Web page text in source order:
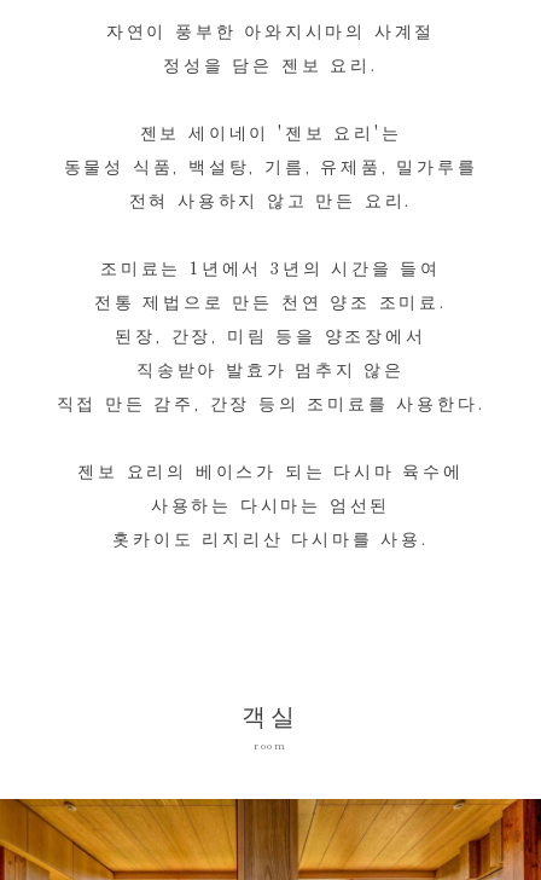
자연이 풍부한 아와지시마의 사계절
정성을 담은 젠보 요리.
젠보 세이네이 '젠보 요리'는
동물성 식품, 백설탕, 기름, 유제품, 밀가루를
전혀 사용하지 않고 만든 요리.
조미료는 1년에서 3년의 시간을 들여
전통 제법으로 만든 천연 양조 조미료.
된장, 간장, 미림 등을 양조장에서
직송받아 발효가 멈추지 않은
직접 만든 감주, 간장 등의 조미료를 사용한다.
젠보 요리의 베이스가 되는 다시마 육수에
사용하는 다시마는 엄선된
홋카이도 리지리산 다시마를 사용.
객실
room